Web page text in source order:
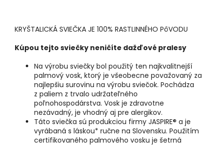
KRYŠTALICKÁ SVIEČKA JE 100% RASTLINNÉHO PôVODU
Kúpou tejto sviečky neničíte dažďové pralesy
Na výrobu sviečky bol použitý ten najkvalitnejší
palmový vosk, ktorý je všeobecne považovaný za
najlepšiu surovinu na výrobu sviečok. Pochádza
z paliem z trvalo udržateľného
poľnohospodárstva. Vosk je zdravotne
nezávadný, je vhodný aj pre alergikov.
Táto sviečka sú produkciou firmy JASPIRE® a je
vyrábaná s láskou* ručne na Slovensku. Použitím
certifikovaného palmového vosku je šetrná